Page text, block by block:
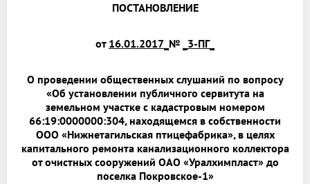
ПОСТАНОВЛЕНИЕ
от 16.01.2017_ № _3-ПГ_
О проведении общественных слушаний по вопросу
«Об установлении публичного сервитута на
земельном участке с кадастровым номером
66:19:0000000:304, находящемся в собственности
ООО «Нижнетагильская птицефабрика», в целях
капитального ремонта канализационного коллектора
от очистных сооружений ОАО «Уралхимпласт» до
поселка Покровское-1»